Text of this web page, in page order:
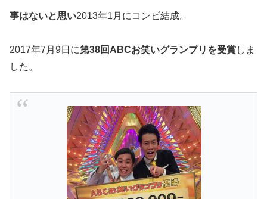
事はないと思い2013年1月にコンビ結成。
2017年7月9日に第38回ABCお笑いグランプリを受賞しま
した。